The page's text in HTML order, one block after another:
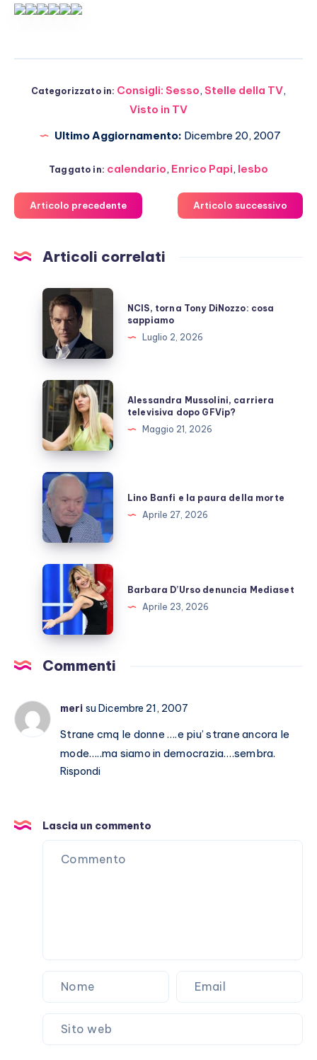
Categorizzato in: Consigli: Sesso, Stelle della TV,
Visto in TV
Ultimo Aggiornamento: Dicembre 20, 2007
Taggato in: calendario, Enrico Papi, lesbo
Articolo precedente Articolo successivo
Articoli correlati
NCIS,
torna
Tony
DiNozzo:
cosa
sappiamo
NCIS, torna Tony DiNozzo: cosa
sappiamo
Luglio 2, 2026
Alessandra
Mussolini,
carriera
televisiva
dopo
GFVip?
Alessandra Mussolini, carriera
televisiva dopo GFVip?
Maggio 21, 2026
Lino
Banfi
e
la
paura
della
morte
Lino Banfi e la paura della morte
Aprile 27, 2026
Barbara
D’Urso
denuncia
Mediaset
Barbara D’Urso denuncia Mediaset
Aprile 23, 2026
Commenti
meri su Dicembre 21, 2007
Strane cmq le donne ….e piu’ strane ancora le
mode…..ma siamo in democrazia….sembra.
Rispondi
Lascia un commento